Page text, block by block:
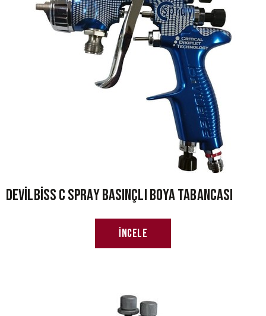
Devilbiss C Spray Basınçlı Boya Tabancası
İncele